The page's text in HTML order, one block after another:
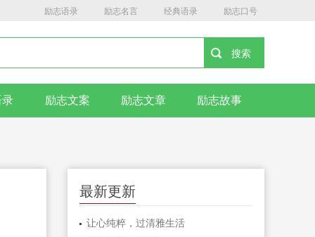
励志语录 励志名言 经典语录 励志口号
录 励志文案 励志文章 励志故事
最新更新
让心纯粹，过清雅生活